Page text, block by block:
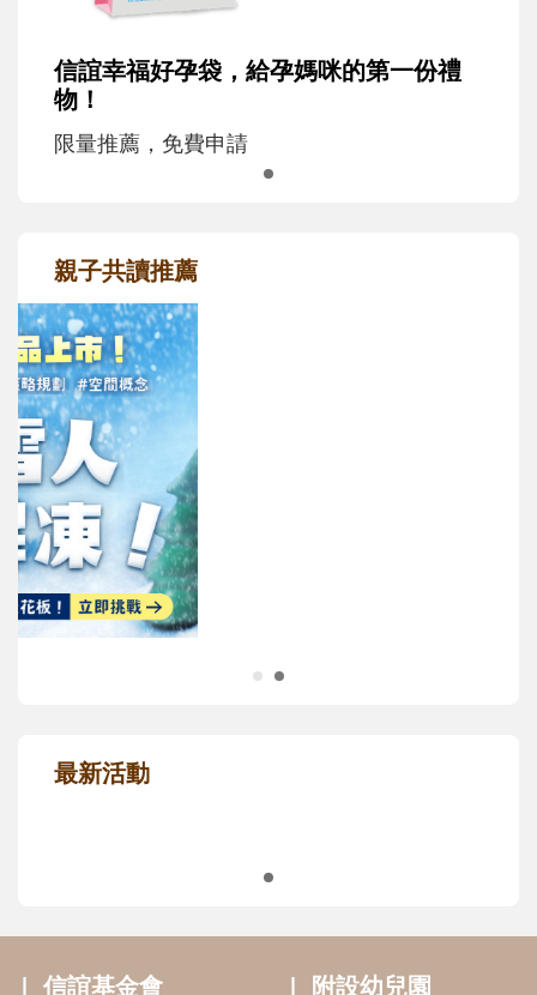
信誼幸福好孕袋，給孕媽咪的第一份禮
物！
限量推薦，免費申請
親子共讀推薦
最新活動